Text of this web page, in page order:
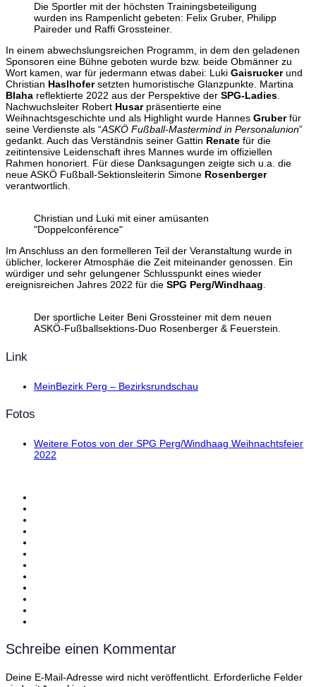
Die Sportler mit der höchsten Trainingsbeteiligung
wurden ins Rampenlicht gebeten: Felix Gruber, Philipp
Paireder und Raffi Grossteiner.
In einem abwechslungsreichen Programm, in dem den geladenen
Sponsoren eine Bühne geboten wurde bzw. beide Obmänner zu
Wort kamen, war für jedermann etwas dabei: Luki Gaisruckerund
Christian Haslhofersetzten humoristische Glanzpunkte. Martina
Blaha reflektierte 2022 aus der Perspektive der SPG-Ladies.
Nachwuchsleiter Robert Husarpräsentierte eine
Weihnachtsgeschichte und als Highlight wurde Hannes Gruberfür
seine Verdienste als “ASKÖ Fußball-Mastermind in Personalunion”
gedankt. Auch das Verständnis seiner Gattin Renate für die
zeitintensive Leidenschaft ihres Mannes wurde im offiziellen
Rahmen honoriert. Für diese Danksagungen zeigte sich u.a. die
neue ASKÖ Fußball-Sektionsleiterin Simone Rosenberger
verantwortlich.
Christian und Luki mit einer amüsanten
"Doppelconférence"
Im Anschluss an den formelleren Teil der Veranstaltung wurde in
üblicher, lockerer Atmosphäe die Zeit miteinander genossen. Ein
würdiger und sehr gelungener Schlusspunkt eines wieder
ereignisreichen Jahres 2022 für die SPG Perg/Windhaag.
Der sportliche Leiter Beni Grossteiner mit dem neuen
ASKÖ-Fußballsektions-Duo Rosenberger & Feuerstein.
Link
MeinBezirk Perg – Bezirksrundschau
Fotos
Weitere Fotos von der SPG Perg/Windhaag Weihnachtsfeier
2022
Schreibe einen Kommentar
Deine E-Mail-Adresse wird nicht veröffentlicht. Erforderliche Felder